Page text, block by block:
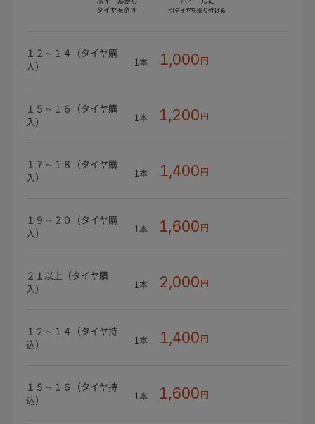
１２～１４（タイヤ購
入）
1本 1,000円
１５～１６（タイヤ購
入）
1本 1,200円
１７～１８（タイヤ購
入）
1本 1,400円
１９～２０（タイヤ購
入）
1本 1,600円
２１以上（タイヤ購
入）
1本 2,000円
１２～１４（タイヤ持
込）
1本 1,400円
１５～１６（タイヤ持
込）
1本 1,600円